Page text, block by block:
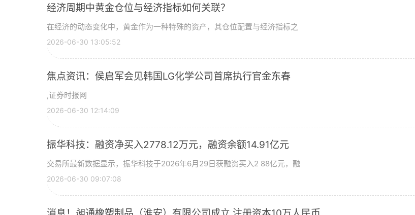
经济周期中黄金仓位与经济指标如何关联？
在经济的动态变化中，黄金作为一种特殊的资产，其仓位配置与经济指标之
2026-06-30 13:05:52
焦点资讯：侯启军会见韩国LG化学公司首席执行官金东春
,证券时报网
2026-06-30 12:14:09
振华科技：融资净买入2778.12万元，融资余额14.91亿元
交易所最新数据显示，振华科技于2026年6月29日获融资买入2 88亿元，融
2026-06-30 09:07:08